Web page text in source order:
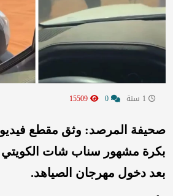
صحيفة المرصد: وثق مقطع
بكرة مشهور سناب شات
بعد دخول مهرجان الصياهد.